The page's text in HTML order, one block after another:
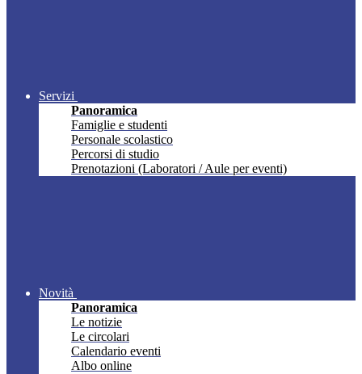
Servizi
Panoramica
Famiglie e studenti
Personale scolastico
Percorsi di studio
Prenotazioni (Laboratori / Aule per eventi)
Novità
Panoramica
Le notizie
Le circolari
Calendario eventi
Albo online